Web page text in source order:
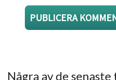
Några av de